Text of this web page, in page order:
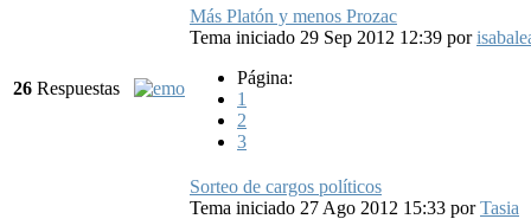
26 Respuestas
Más Platón y menos Prozac
Tema iniciado 29 Sep 2012 12:39 por
Página:
1
2
3
Sorteo de cargos políticos
Tema iniciado 27 Ago 2012 15:33 porTasia